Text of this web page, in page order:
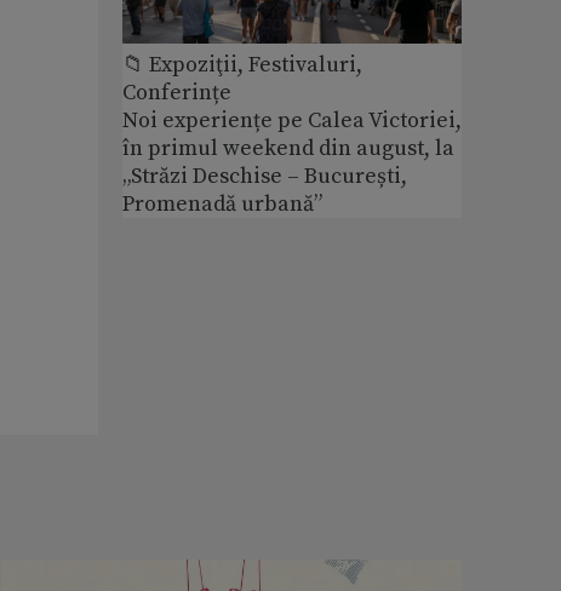
📁 Expoziţii, Festivaluri,
Conferințe
Noi experiențe pe Calea Victoriei,
în primul weekend din august, la
„Străzi Deschise – București,
Promenadă urbană”